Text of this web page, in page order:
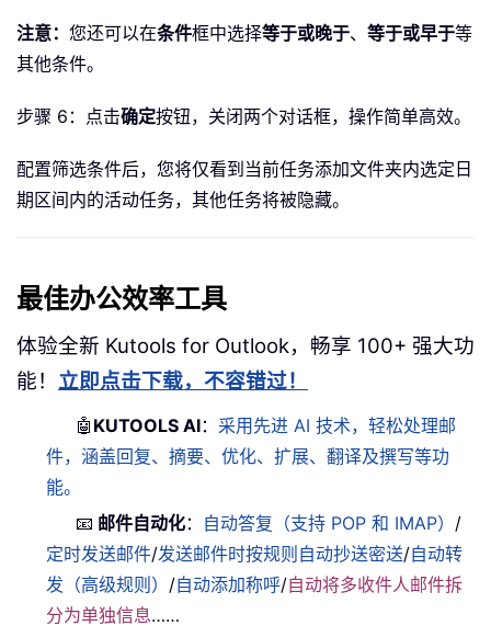
注意： 您还可以在条件框中选择等于或晚于、 等于或早于等
其他条件。
步骤 6：点击确定按钮，关闭两个对话框，操作简单高效。
配置筛选条件后，您将仅看到当前任务添加文件夹内选定日
期区间内的活动任务，其他任务将被隐藏。
最佳办公效率工具
体验全新 Kutools for Outlook，畅享 100+ 强大功
能！ 立即点击下载，不容错过！
🤖 KUTOOLS AI： 采用先进 AI 技术，轻松处理邮
件，涵盖回复、摘要、优化、扩展、翻译及撰写等功
能。
📧 邮件自动化： 自动答复（支持 POP 和 IMAP） /
定时发送邮件/发送邮件时按规则自动抄送密送/自动转
发（高级规则） /自动添加称呼/自动将多收件人邮件拆
分为单独信息……